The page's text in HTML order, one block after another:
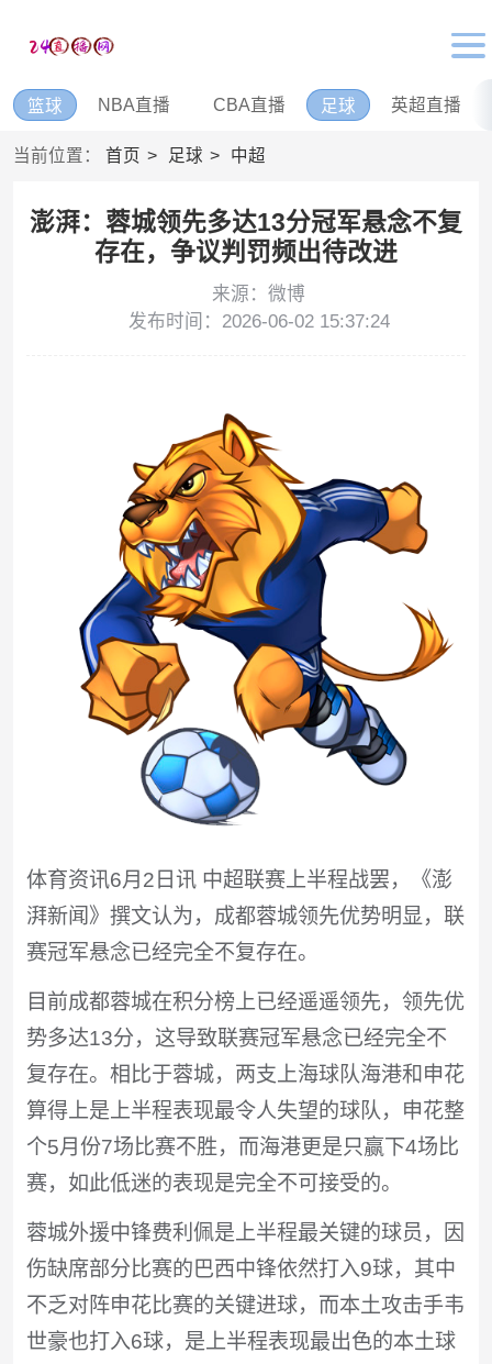
篮球 NBA直播 CBA直播 足球 英超直播
当前位置： 首页 足球 中超
澎湃：蓉城领先多达13分冠军悬念不复
存在，争议判罚频出待改进
来源：微博
发布时间：2026-06-02 15:37:24
体育资讯6月2日讯 中超联赛上半程战罢，《澎
湃新闻》撰文认为，成都蓉城领先优势明显，联
赛冠军悬念已经完全不复存在。
目前成都蓉城在积分榜上已经遥遥领先，领先优
势多达13分，这导致联赛冠军悬念已经完全不
复存在。相比于蓉城，两支上海球队海港和申花
算得上是上半程表现最令人失望的球队，申花整
个5月份7场比赛不胜，而海港更是只赢下4场比
赛，如此低迷的表现是完全不可接受的。
蓉城外援中锋费利佩是上半程最关键的球员，因
伤缺席部分比赛的巴西中锋依然打入9球，其中
不乏对阵申花比赛的关键进球，而本土攻击手韦
世豪也打入6球，是上半程表现最出色的本土球